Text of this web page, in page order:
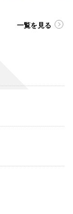
一覧を見る